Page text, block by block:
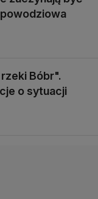
Bóbr".
o sytuacji